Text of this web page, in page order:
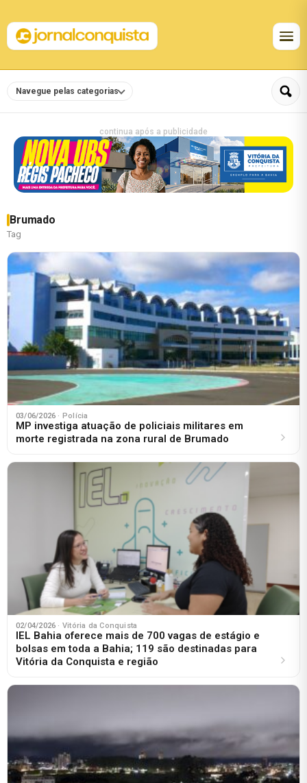
Navegue pelas categorias
continua após a publicidade
Brumado
Tag
03/06/2026 · Polícia
MP investiga atuação de policiais militares em
morte registrada na zona rural de Brumado
02/04/2026 · Vitória da Conquista
IEL Bahia oferece mais de 700 vagas de estágio e
bolsas em toda a Bahia; 119 são destinadas para
Vitória da Conquista e região